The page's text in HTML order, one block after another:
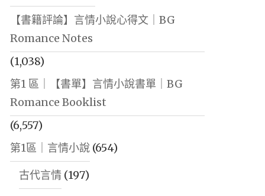
【書籍評論】言情小說心得文｜BG
Romance Notes
(1,038)
第1 區｜【書單】言情小說書單｜BG
Romance Booklist
(6,557)
第1區｜言情小說(654)
古代言情(197)